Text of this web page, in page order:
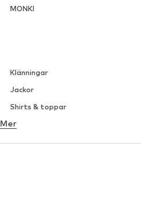
MONKI
Klänningar
Jackor
Shirts & toppar
Underkläder
Mer